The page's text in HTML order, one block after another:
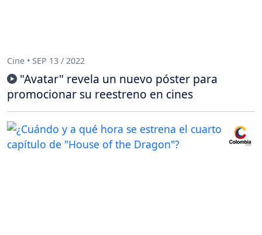
Cine • SEP 13 / 2022
"Avatar" revela un nuevo póster para
promocionar su reestreno en cines